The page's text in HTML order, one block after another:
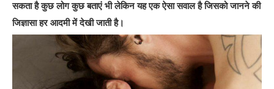
सकता है कुछ लोग कुछ बताएं भी लेकिन यह एक ऐसा सवाल है जिसको जानने की
जिज्ञासा हर आदमी में देखी जाती है।